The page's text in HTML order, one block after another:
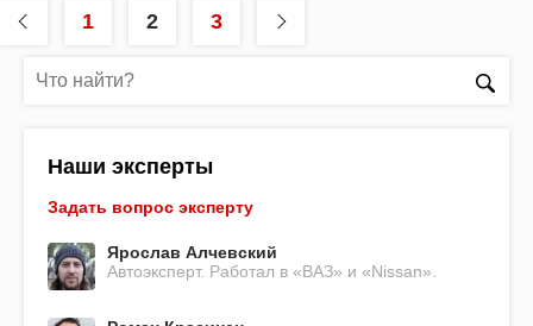
1 2 3
Наши эксперты
Задать вопрос эксперту
Ярослав Алчевский
Автоэксперт. Работал в «ВАЗ» и «Nissan».